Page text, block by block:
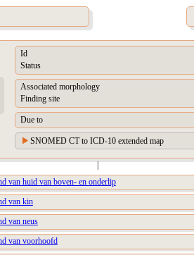
Id
Status
Associated morphology
Finding site
Due to
SNOMED CT to ICD-10 extended map
|
van huid van boven- en onderlip
van kin
van neus
van voorhoofd